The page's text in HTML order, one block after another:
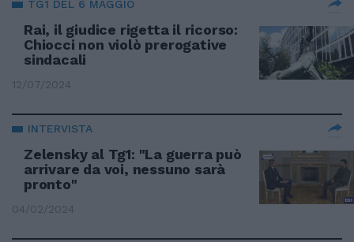
TG1 DEL 6 MAGGIO
Rai, il giudice rigetta il ricorso:
Chiocci non violò prerogative
sindacali
12/07/2024
INTERVISTA
Zelensky al Tg1: "La guerra può
arrivare da voi, nessuno sarà
pronto"
04/02/2024